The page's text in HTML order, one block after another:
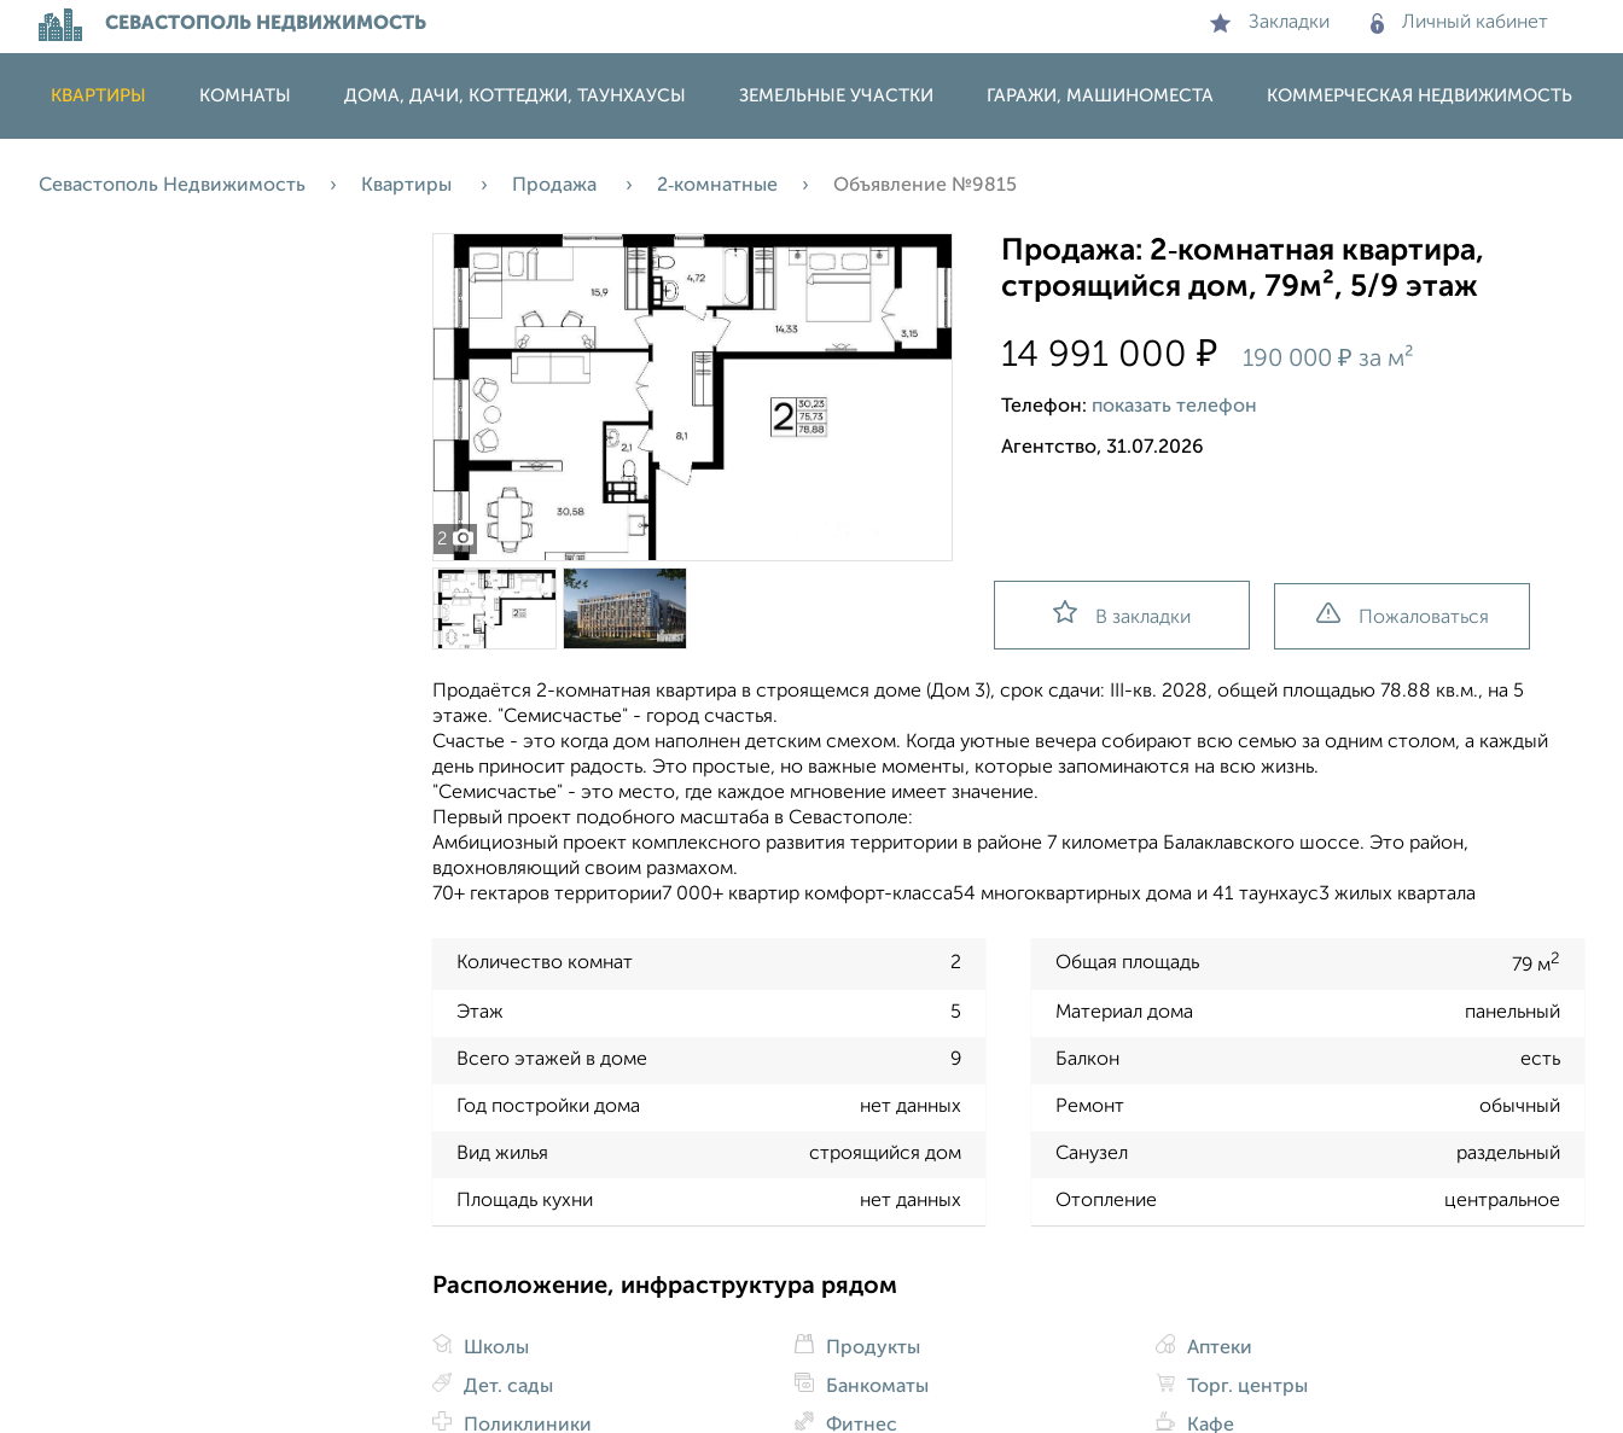
СЕВАСТОПОЛЬ НЕДВИЖИМОСТЬ Закладки Личный кабинет
КВАРТИРЫ КОМНАТЫ ДОМА, ДАЧИ, КОТТЕДЖИ, ТАУНХАУСЫ ЗЕМЕЛЬНЫЕ УЧАСТКИ ГАРАЖИ, МАШИНОМЕСТА КОММЕРЧЕСКАЯ НЕДВИЖИМОСТЬ
Севастополь Недвижимость Квартиры Продажа 2‑комнатные Объявление №9815
2
Продажа: 2‑комнатная квартира,
строящийся дом, 79м², 5/9 этаж
14 991 000₽ 190 000₽ за м²
Телефон: показать телефон
Агентство, 31.07.2026
В закладки Пожаловаться
Продаётся 2-комнатная квартира в строящемся доме (Дом 3), срок сдачи: III-кв. 2028, общей площадью 78.88 кв.м., на 5
этаже. "Семисчастье" - город счастья.
Счастье - это когда дом наполнен детским смехом. Когда уютные вечера собирают всю семью за одним столом, а каждый
день приносит радость. Это простые, но важные моменты, которые запоминаются на всю жизнь.
"Семисчастье" - это место, где каждое мгновение имеет значение.
Первый проект подобного масштаба в Севастополе:
Амбициозный проект комплексного развития территории в районе 7 километра Балаклавского шоссе. Это район,
вдохновляющий своим размахом.
70+ гектаров территории7 000+ квартир комфорт-класса54 многоквартирных дома и 41 таунхаус3 жилых квартала
Количество комнат 2 Общая площадь 79 м2
Этаж 5 Материал дома панельный
Всего этажей в доме 9 Балкон есть
Год постройки дома нет данных Ремонт обычный
Вид жилья строящийся дом Санузел раздельный
Площадь кухни нет данных Отопление центральное
Расположение, инфраструктура рядом
Школы
Дет. сады
Поликлиники
Продукты
Банкоматы
Фитнес
Аптеки
Торг. центры
Кафе